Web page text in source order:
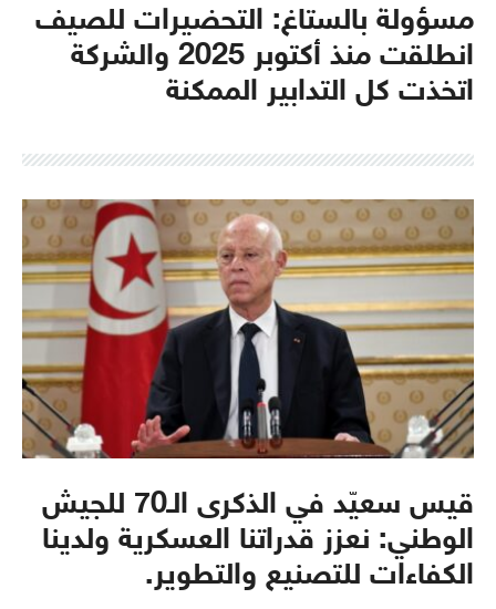
مسؤولة بالستاغ: التحضيرات للصيف
انطلقت منذ أكتوبر 2025 والشركة
اتخذت كل التدابير الممكنة
قيس سعيّد في الذكرى الـ70 للجيش
الوطني: نعزز قدراتنا العسكرية ولدينا
الكفاءات للتصنيع والتطوير.